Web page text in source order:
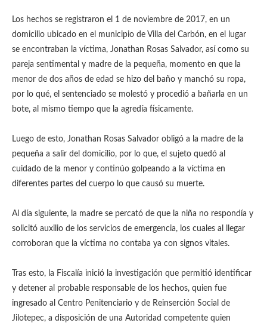
Los hechos se registraron el 1 de noviembre de 2017, en un
domicilio ubicado en el municipio de Villa del Carbón, en el lugar
se encontraban la víctima, Jonathan Rosas Salvador, así como su
pareja sentimental y madre de la pequeña, momento en que la
menor de dos años de edad se hizo del baño y manchó su ropa,
por lo qué, el sentenciado se molestó y procedió a bañarla en un
bote, al mismo tiempo que la agredía físicamente.
Luego de esto, Jonathan Rosas Salvador obligó a la madre de la
pequeña a salir del domicilio, por lo que, el sujeto quedó al
cuidado de la menor y continúo golpeando a la víctima en
diferentes partes del cuerpo lo que causó su muerte.
Al día siguiente, la madre se percató de que la niña no respondía y
solicitó auxilio de los servicios de emergencia, los cuales al llegar
corroboran que la víctima no contaba ya con signos vitales.
Tras esto, la Fiscalía inició la investigación que permitió identificar
y detener al probable responsable de los hechos, quien fue
ingresado al Centro Penitenciario y de Reinserción Social de
Jilotepec, a disposición de una Autoridad competente quien